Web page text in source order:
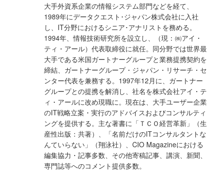
大手外資系企業の情報システム部門などを経て、
1989年にデータクエスト･ジャパン株式会社に入社
し、IT分野におけるシニア･アナリストを務める。
1994年、情報技術研究所を設立し、（現：㈱アイ・
ティ・アール）代表取締役に就任。同分野では世界最
大手である米国ガートナーグループと業務提携契約を
締結、ガートナーグループ・ジャパン・リサーチ・セ
ンター代表を兼務する。1997年12月に、ガートナー
グループとの提携を解消し、社名を株式会社アイ・テ
ィ・アールに改め現職に。現在は、大手ユーザー企業
のIT戦略立案・実行のアドバイスおよびコンサルティ
ングを提供する。主な著書に「ＴＣＯ経営革新」（生
産性出版：共著）、「名前だけのITコンサルタントな
んていらない」（翔泳社）、CIO Magazineにおける
編集協力・記事多数、その他寄稿記事、講演、新聞、
専門誌等へのコメント提供多数。